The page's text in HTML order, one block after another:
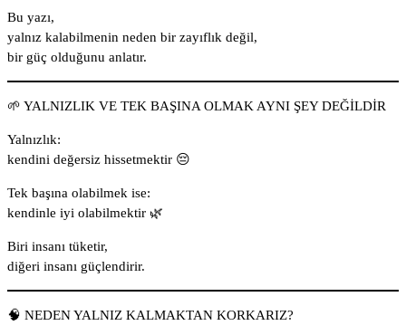
Bu yazı,
yalnız kalabilmenin neden bir zayıflık değil,
bir güç olduğunu anlatır.
🌱 YALNIZLIK VE TEK BAŞINA OLMAK AYNI ŞEY DEĞİLDİR
Yalnızlık:
kendini değersiz hissetmektir 😔
Tek başına olabilmek ise:
kendinle iyi olabilmektir 🌿
Biri insanı tüketir,
diğeri insanı güçlendirir.
🧠 NEDEN YALNIZ KALMAKTAN KORKARIZ?